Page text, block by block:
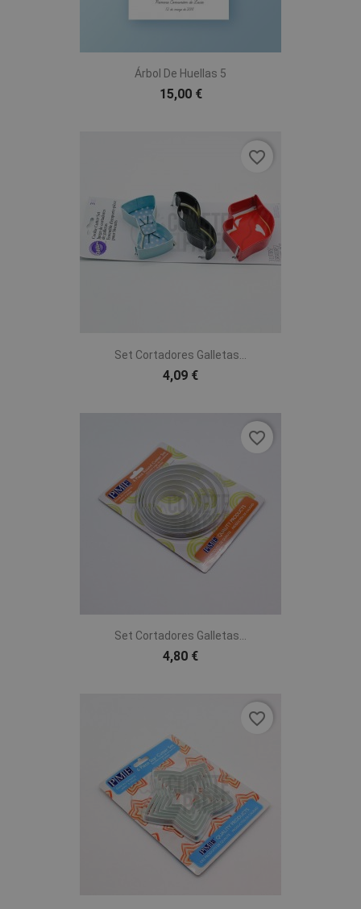
Árbol De Huellas 5
15,00 €
Set Cortadores Galletas...
4,09 €
favorite_border
Set Cortadores Galletas...
4,80 €
favorite_border
favorite_border